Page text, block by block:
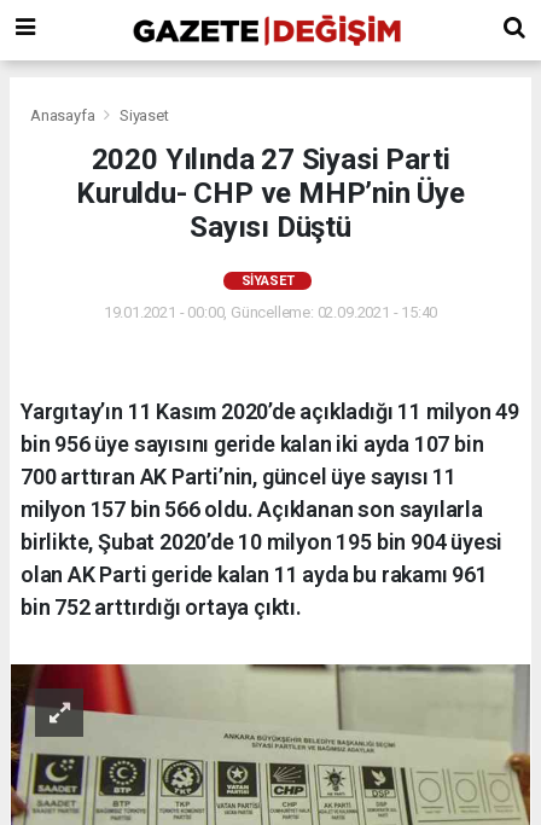
Anasayfa Siyaset
2020 Yılında 27 Siyasi Parti
Kuruldu- CHP ve MHP’nin Üye
Sayısı Düştü
SIYASET
19.01.2021 - 00:00, Güncelleme: 02.09.2021 - 15:40
Yargıtay’ın 11 Kasım 2020’de açıkladığı 11 milyon 49
bin 956 üye sayısını geride kalan iki ayda 107 bin
700 arttıran AK Parti’nin, güncel üye sayısı 11
milyon 157 bin 566 oldu. Açıklanan son sayılarla
birlikte, Şubat 2020’de 10 milyon 195 bin 904 üyesi
olan AK Parti geride kalan 11 ayda bu rakamı 961
bin 752 arttırdığı ortaya çıktı.